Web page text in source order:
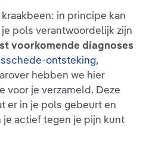
in principe kan
pols verantwoordelijk zijn
voorkomende diagnoses
ontsteking,
hebben we hier
voor je verzameld. Deze
er in je pols gebeurt en
actief tegen je pijn kunt